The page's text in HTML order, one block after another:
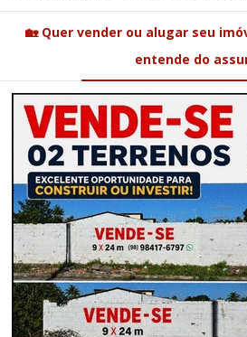
🏡 Quer vender ou alugar seu
entende do